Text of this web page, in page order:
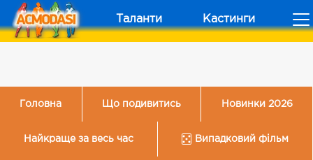
Таланти Кастинги
Головна Що подивитись Новинки 2026
Найкраще за весь час Випадковий фільм